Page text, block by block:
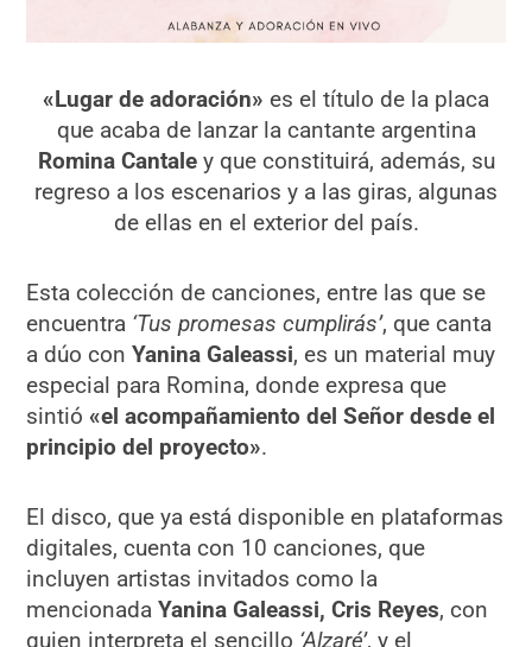
«Lugar de adoración» es el título de la placa
que acaba de lanzar la cantante argentina
Romina Cantale y que constituirá, además, su
regreso a los escenarios y a las giras, algunas
de ellas en el exterior del país.
Esta colección de canciones, entre las que se
encuentra ‘Tus promesas cumplirás’, que canta
a dúo conYanina Galeassi, es un material muy
especial para Romina, donde expresa que
sintió «el acompañamiento del Señor desde el
principio del proyecto».
El disco, que ya está disponible en plataformas
digitales, cuenta con 10 canciones, que
incluyen artistas invitados como la
mencionadaYanina Galeassi, Cris Reyes, con
quien interpreta el sencillo ‘Alzaré’, y el